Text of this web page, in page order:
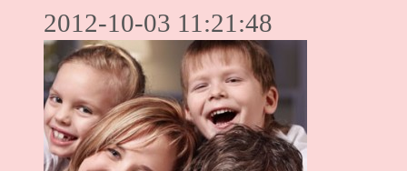
2012-10-03 11:21:48